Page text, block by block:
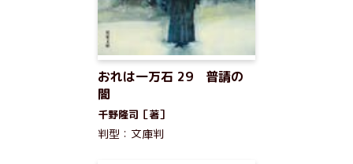
おれは一万石 29 普請の
闇
千野隆司［著］
判型：文庫判